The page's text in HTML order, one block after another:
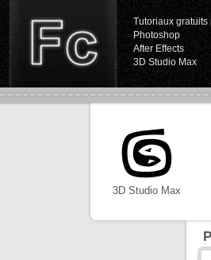
Tutoriaux gratuits
Photoshop
After Effects
3D Studio Max
3D Studio Max